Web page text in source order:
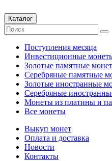
Каталог
Поступления месяца
Инвестиционные
Золотые памятные
Серебряные памятные
Золотые иностранные
Серебряные
Монеты из платины и
Все монеты
Выкуп монет
Оплата и доставка
Новости
Контакты